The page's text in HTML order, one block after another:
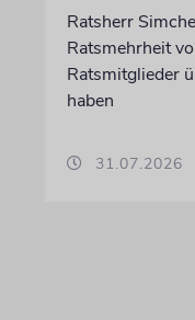
Ratsherr
Ratsmehrheit
Ratsmitglieder
haben
31.07.2026